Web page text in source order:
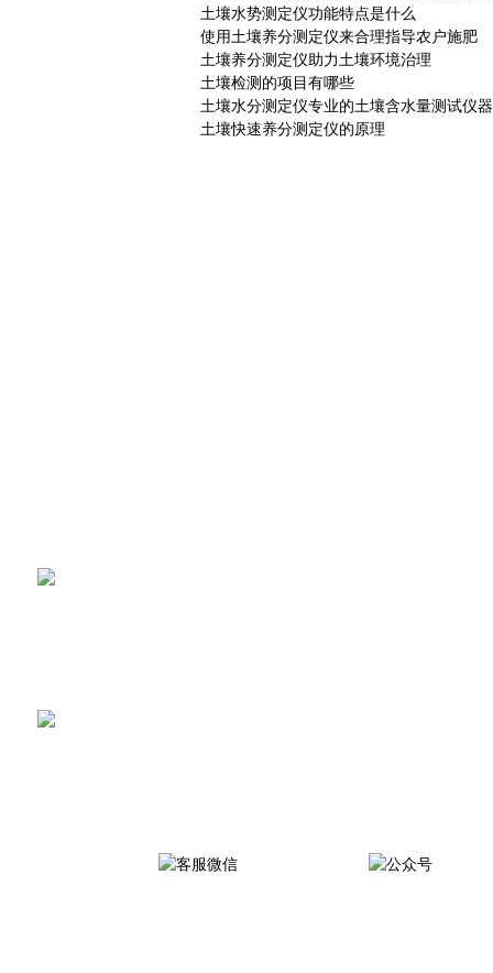
土壤水势测定仪功能特点是什么
使用土壤养分测定仪来合理指导农户施肥
土壤养分测定仪助力土壤环境治理
土壤检测的项目有哪些
土壤水分测定仪专业的土壤含水量测试仪器
土壤快速养分测定仪的原理